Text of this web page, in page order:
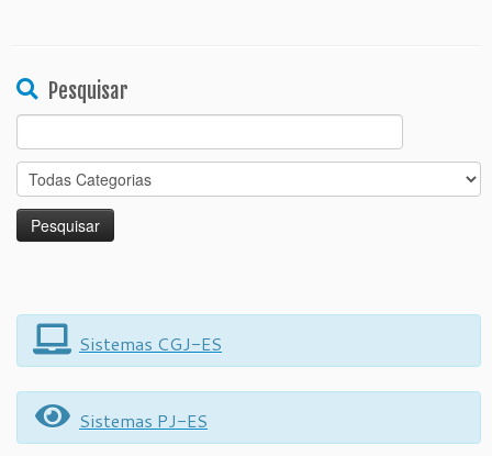
Pesquisar
Search
for:
Sistemas CGJ-ES
Sistemas PJ-ES